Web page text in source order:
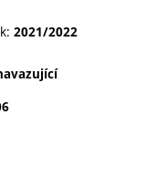
2021/2022